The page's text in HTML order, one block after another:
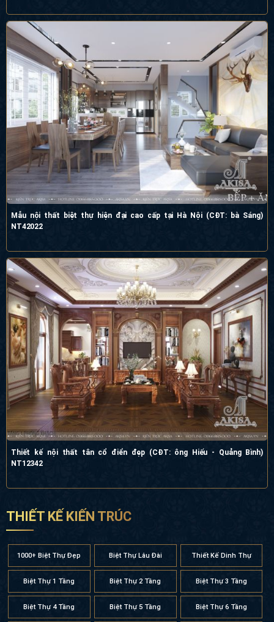
Mẫu nội thất biệt thự hiện đại cao cấp tại Hà Nội (CĐT: bà Sáng)
NT42022
Thiết kế nội thất tân cổ điển đẹp (CĐT: ông Hiếu - Quảng Bình)
NT12342
THIẾT KẾ KIẾN TRÚC
1000+ Biệt Thự Đẹp Biệt Thự Lâu Đài Thiết Kế Dinh Thự
Biệt Thự 1 Tầng Biệt Thự 2 Tầng Biệt Thự 3 Tầng
Biệt Thự 4 Tầng Biệt Thự 5 Tầng Biệt Thự 6 Tầng